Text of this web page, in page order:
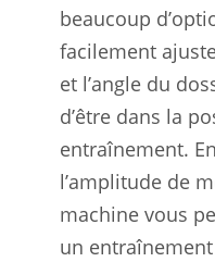
beaucoup
facilement
et l’angle du
d’être dans la
entraînement.
l’amplitude de
machine vous
un